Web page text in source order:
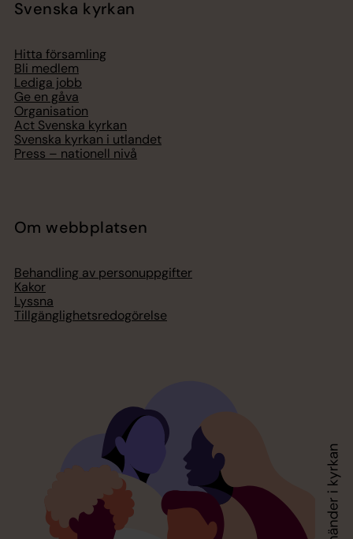
Svenska kyrkan
Hitta församling
Bli medlem
Lediga jobb
Ge en gåva
Organisation
Act Svenska kyrkan
Svenska kyrkan i utlandet
Press – nationell nivå
Om webbplatsen
Behandling av personuppgifter
Kakor
Lyssna
Tillgänglighetsredogörelse